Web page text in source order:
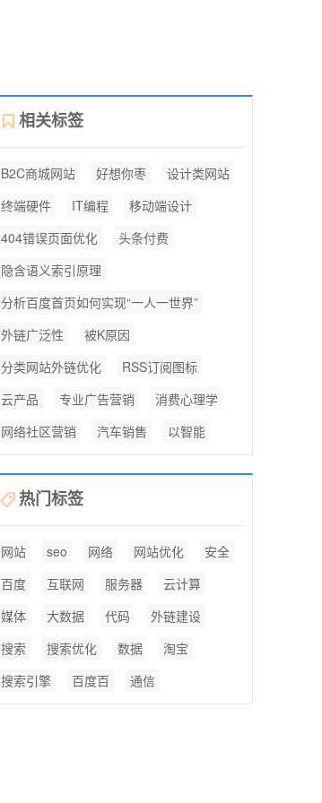
相关标签
B2C商城网站 好想你枣
设计类网站
终端硬件
IT编程
移动端设计
404错误页面优化
头条付费
隐含语义索引原理
分析百度首页如何实现“一人一世界”
外链广泛性
被K原因
分类网站外链优化
RSS订阅图标
云产品
专业广告营销
消费心理学
网络社区营销
汽车销售 以智能
热门标签
网站 seo 网络 网站优化
安全
百度
互联网 服务器
云计算
媒体
大数据 代码
外链建设
搜索
搜索优化 数据
淘宝
搜索引擎
百度百 通信